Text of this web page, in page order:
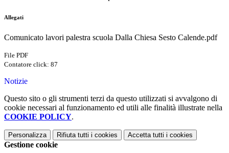
Allegati
Comunicato lavori palestra scuola Dalla Chiesa Sesto Calende.pdf
File PDF
Contatore click: 87
Notizie
Questo sito o gli strumenti terzi da questo utilizzati si avvalgono di
cookie necessari al funzionamento ed utili alle finalità illustrate nella
COOKIE POLICY.
Personalizza Rifiuta tutti i cookies Accetta tutti i cookies
Gestione cookie